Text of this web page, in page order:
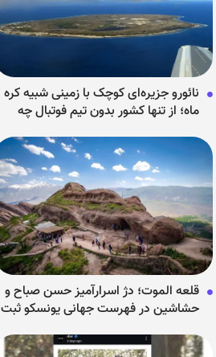
نائورو جزیره‌ای کوچک با زمینی شبیه کره
ماه؛ از تنها کشور بدون تیم فوتبال چه
قلعه الموت؛ دژ اسرارآمیز حسن صباح و
حشاشین در فهرست جهانی یونسکو ثبت